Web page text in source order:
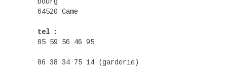
64520 Came
tel :
05 59 56 46 95
06 38 34 75 14 (garderie)